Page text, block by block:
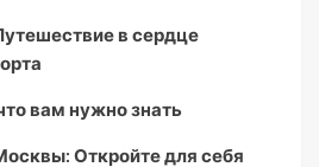
в сердце
вам нужно знать
Откройте для себя